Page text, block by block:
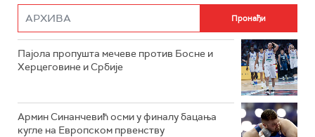
Пајола пропушта мечеве против Босне и
Херцеговине и Србије
Армин Синанчевић осми у финалу бацања
кугле на Европском првенству